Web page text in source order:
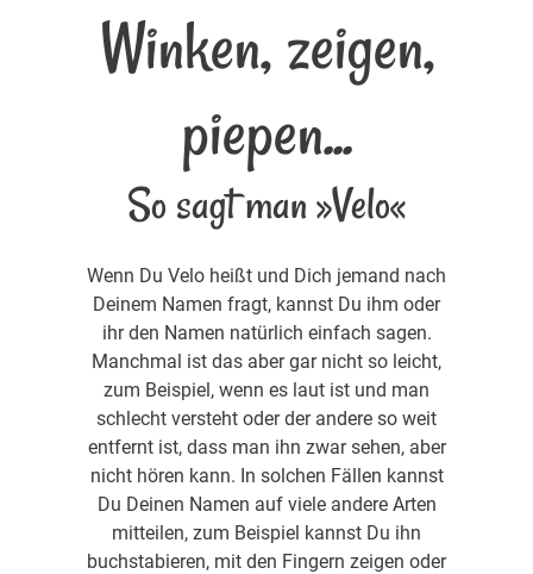
Winken, zeigen,
piepen...
So sagt man »Velo«
Wenn Du Velo heißt und Dich jemand nach
Deinem Namen fragt, kannst Du ihm oder
ihr den Namen natürlich einfach sagen.
Manchmal ist das aber gar nicht so leicht,
zum Beispiel, wenn es laut ist und man
schlecht versteht oder der andere so weit
entfernt ist, dass man ihn zwar sehen, aber
nicht hören kann. In solchen Fällen kannst
Du Deinen Namen auf viele andere Arten
mitteilen, zum Beispiel kannst Du ihn
buchstabieren, mit den Fingern zeigen oder